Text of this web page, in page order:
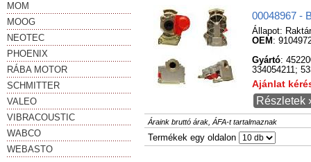
MOM
MOOG
NEOTEC
PHOENIX
RÁBA MOTOR
SCHMITTER
VALEO
VIBRACOUSTIC
WABCO
WEBASTO
00048967 -
Állapot:
OEM :
Gyártó:
334054211;
Ajánlat
Részletek
Áraink bruttó árak, ÁFA-t tartalmaznak
Termékek egy oldalon